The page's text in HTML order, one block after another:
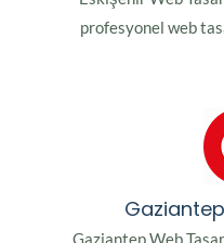
profesyonel web
Gaziantep Web